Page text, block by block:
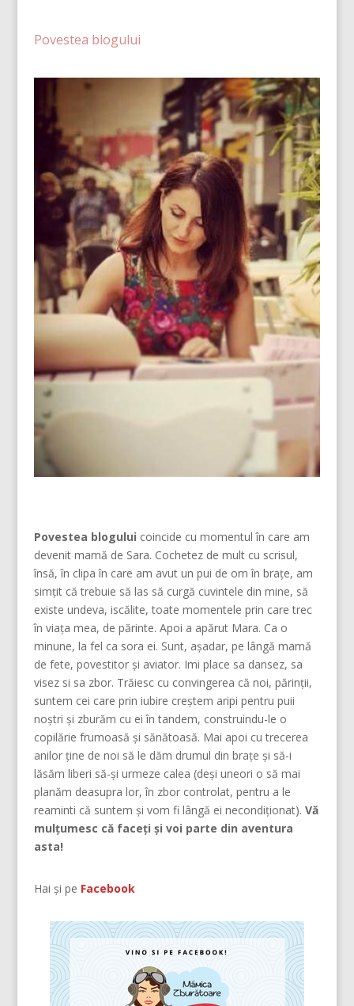
Povestea blogului
Povestea blogului coincide cu momentul în care am
devenit mamă de Sara. Cochetez de mult cu scrisul,
însă, în clipa în care am avut un pui de om în brațe, am
simțit că trebuie să las să curgă cuvintele din mine, să
existe undeva, iscălite, toate momentele prin care trec
în viața mea, de părinte. Apoi a apărut Mara. Ca o
minune, la fel ca sora ei. Sunt, așadar, pe lângă mamă
de fete, povestitor și aviator. Imi place sa dansez, sa
visez si sa zbor. Trăiesc cu convingerea că noi, părinţii,
suntem cei care prin iubire creştem aripi pentru puii
noştri şi zburăm cu ei în tandem, construindu-le o
copilărie frumoasă şi sănătoasă. Mai apoi cu trecerea
anilor ține de noi să le dăm drumul din braţe și să-i
lăsăm liberi să-și urmeze calea (deşi uneori o să mai
planăm deasupra lor, în zbor controlat, pentru a le
reaminti că suntem şi vom fi lângă ei necondiţionat). Vă
mulțumesc că faceți și voi parte din aventura
asta!
Hai și pe Facebook